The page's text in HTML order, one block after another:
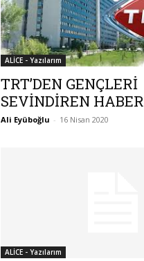
ALİCE - Yazılarım
TRT’DEN GENÇLERİ
SEVİNDİREN HABER
Ali Eyüboğlu - 16 Nisan 2020
ALİCE - Yazılarım